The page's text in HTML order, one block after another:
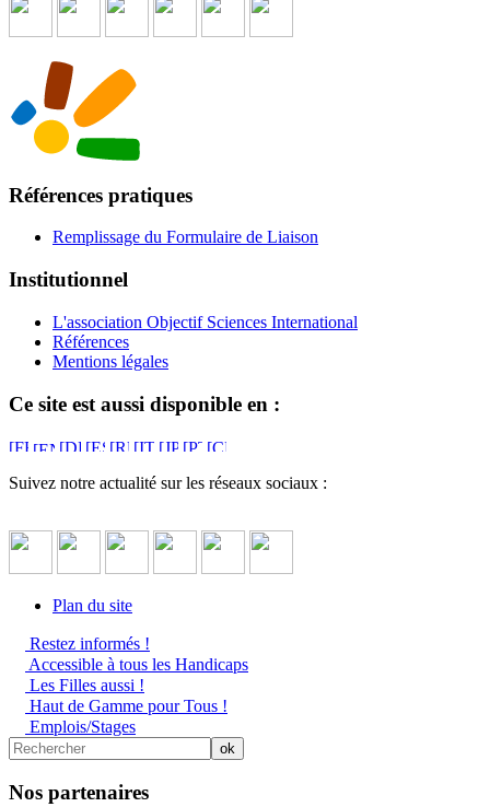
Références pratiques
Remplissage du Formulaire de Liaison
Institutionnel
L'association Objectif Sciences International
Références
Mentions légales
Ce site est aussi disponible en :
Suivez notre actualité sur les réseaux sociaux :
Plan du site
Restez informés !
Accessible à tous les Handicaps
Les Filles aussi !
Haut de Gamme pour Tous !
Emplois/Stages
Nos partenaires